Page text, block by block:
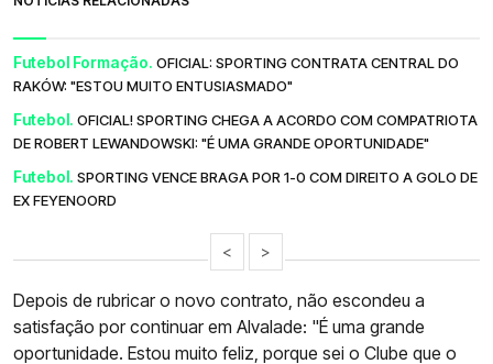
Futebol Formação. OFICIAL: SPORTING CONTRATA CENTRAL DO
RAKÓW: "ESTOU MUITO ENTUSIASMADO"
Futebol. OFICIAL! SPORTING CHEGA A ACORDO COM COMPATRIOTA
DE ROBERT LEWANDOWSKI: "É UMA GRANDE OPORTUNIDADE"
Futebol. SPORTING VENCE BRAGA POR 1-0 COM DIREITO A GOLO DE
EX FEYENOORD
< >
Depois de rubricar o novo contrato, não escondeu a
satisfação por continuar em Alvalade: "É uma grande
oportunidade. Estou muito feliz, porque sei o Clube que o